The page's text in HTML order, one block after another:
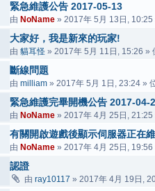
緊急維護公告 2017-05-13
由 NoName » 2017年 5月 13日, 10:25
大家好，我是新來的玩家!
由 貓耳怪 » 2017年 5月 11日, 15:26 »
斷線問題
由 milliam » 2017年 5月 1日, 23:24 »
緊急維護完畢開機公告 2017-04-
由 NoName » 2017年 4月 25日, 21:25
有關開啟遊戲後顯示伺服器正在
由 NoName » 2017年 4月 25日, 19:56
認證
由 ray10117 » 2017年 4月 19日,